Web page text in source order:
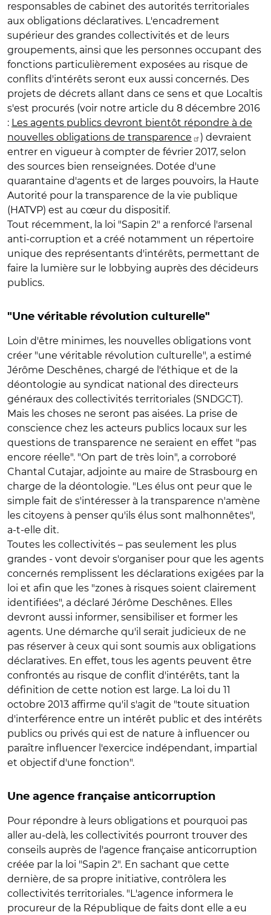
responsables de cabinet des autorités territoriales
aux obligations déclaratives. L'encadrement
supérieur des grandes collectivités et de leurs
groupements, ainsi que les personnes occupant des
fonctions particulièrement exposées au risque de
conflits d'intérêts seront eux aussi concernés. Des
projets de décrets allant dans ce sens et que Localtis
s'est procurés (voir notre article du 8 décembre 2016
: Les agents publics devront bientôt répondre à de
nouvelles obligations de transparence
) devraient
entrer en vigueur à compter de février 2017, selon
des sources bien renseignées. Dotée d'une
quarantaine d'agents et de larges pouvoirs, la Haute
Autorité pour la transparence de la vie publique
(HATVP) est au cœur du dispositif.
Tout récemment, la loi "Sapin 2" a renforcé l'arsenal
anti-corruption et a créé notamment un répertoire
unique des représentants d'intérêts, permettant de
faire la lumière sur le lobbying auprès des décideurs
publics.
"Une véritable révolution culturelle"
Loin d'être minimes, les nouvelles obligations vont
créer "une véritable révolution culturelle", a estimé
Jérôme Deschênes, chargé de l'éthique et de la
déontologie au syndicat national des directeurs
généraux des collectivités territoriales (SNDGCT).
Mais les choses ne seront pas aisées. La prise de
conscience chez les acteurs publics locaux sur les
questions de transparence ne seraient en effet "pas
encore réelle". "On part de très loin", a corroboré
Chantal Cutajar, adjointe au maire de Strasbourg en
charge de la déontologie. "Les élus ont peur que le
simple fait de s'intéresser à la transparence n'amène
les citoyens à penser qu'ils élus sont malhonnêtes",
a-t-elle dit.
Toutes les collectivités – pas seulement les plus
grandes - vont devoir s'organiser pour que les agents
concernés remplissent les déclarations exigées par la
loi et afin que les "zones à risques soient clairement
identifiées", a déclaré Jérôme Deschênes. Elles
devront aussi informer, sensibiliser et former les
agents. Une démarche qu'il serait judicieux de ne
pas réserver à ceux qui sont soumis aux obligations
déclaratives. En effet, tous les agents peuvent être
confrontés au risque de conflit d'intérêts, tant la
définition de cette notion est large. La loi du 11
octobre 2013 affirme qu'il s'agit de "toute situation
d'interférence entre un intérêt public et des intérêts
publics ou privés qui est de nature à influencer ou
paraître influencer l'exercice indépendant, impartial
et objectif d'une fonction".
Une agence française anticorruption
Pour répondre à leurs obligations et pourquoi pas
aller au-delà, les collectivités pourront trouver des
conseils auprès de l'agence française anticorruption
créée par la loi "Sapin 2". En sachant que cette
dernière, de sa propre initiative, contrôlera les
collectivités territoriales. "L'agence informera le
procureur de la République de faits dont elle a eu